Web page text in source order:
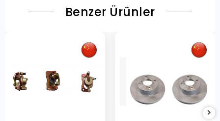
Benzer Ürünler